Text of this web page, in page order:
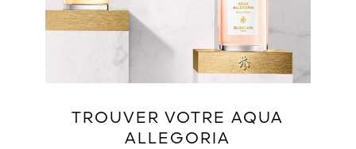
TROUVER VOTRE AQUA
ALLEGORIA